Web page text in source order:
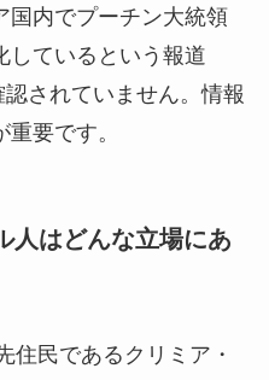
国内でプーチン大統領
しているという報道
されていません。情報
要です。
人はどんな立場にあ
住民であるクリミア・